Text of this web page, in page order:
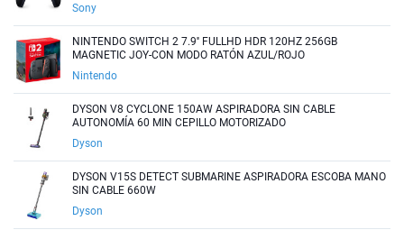
Sony
NINTENDO SWITCH 2 7.9'' FULLHD HDR 120HZ 256GB
MAGNETIC JOY-CON MODO RATÓN AZUL/ROJO
Nintendo
DYSON V8 CYCLONE 150AW ASPIRADORA SIN CABLE
AUTONOMÍA 60 MIN CEPILLO MOTORIZADO
Dyson
DYSON V15S DETECT SUBMARINE ASPIRADORA ESCOBA MANO
SIN CABLE 660W
Dyson